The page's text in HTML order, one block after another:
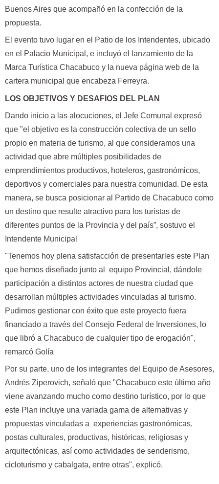
Buenos Aires que acompañó en la confección de la
propuesta.
El evento tuvo lugar en el Patio de los Intendentes, ubicado
en el Palacio Municipal, e incluyó el lanzamiento de la
Marca Turística Chacabuco y la nueva página web de la
cartera municipal que encabeza Ferreyra.
LOS OBJETIVOS Y DESAFIOS DEL PLAN
Dando inicio a las alocuciones, el Jefe Comunal expresó
que "el objetivo es la construcción colectiva de un sello
propio en materia de turismo, al que consideramos una
actividad que abre múltiples posibilidades de
emprendimientos productivos, hoteleros, gastronómicos,
deportivos y comerciales para nuestra comunidad. De esta
manera, se busca posicionar al Partido de Chacabuco como
un destino que resulte atractivo para los turistas de
diferentes puntos de la Provincia y del país”, sostuvo el
Intendente Municipal
"Tenemos hoy plena satisfacción de presentarles este Plan
que hemos diseñado junto al equipo Provincial, dándole
participación a distintos actores de nuestra ciudad que
desarrollan múltiples actividades vinculadas al turismo.
Pudimos gestionar con éxito que este proyecto fuera
financiado a través del Consejo Federal de Inversiones, lo
que libró a Chacabuco de cualquier tipo de erogación",
remarcó Golía
Por su parte, uno de los integrantes del Equipo de Asesores,
Andrés Ziperovich, señaló que "Chacabuco este último año
viene avanzando mucho como destino turístico, por lo que
este Plan incluye una variada gama de alternativas y
propuestas vinculadas a experiencias gastronómicas,
postas culturales, productivas, históricas, religiosas y
arquitectónicas, así como actividades de senderismo,
cicloturismo y cabalgata, entre otras", explicó.